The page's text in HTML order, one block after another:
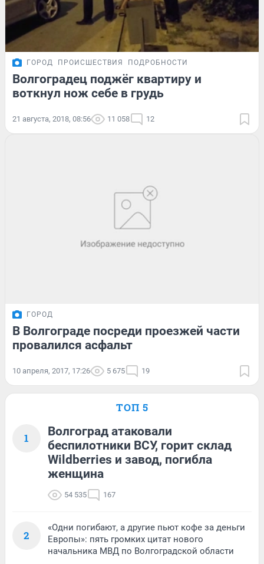
ГОРОД ПРОИСШЕСТВИЯ ПОДРОБНОСТИ
Волгоградец поджёг квартиру и
воткнул нож себе в грудь
21 августа, 2018, 08:56 11 058 12
ГОРОД
В Волгограде посреди проезжей части
провалился асфальт
10 апреля, 2017, 17:26 5 675 19
ТОП 5
1
Волгоград атаковали
беспилотники ВСУ, горит склад
Wildberries и завод, погибла
женщина
54 535 167
2
«Одни погибают, а другие пьют кофе за деньги
Европы»: пять громких цитат нового
начальника МВД по Волгоградской области